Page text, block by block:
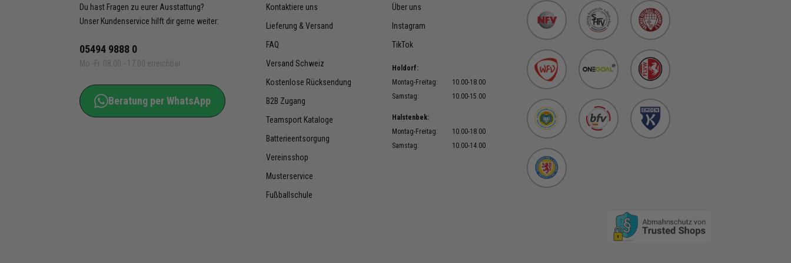
Du hast Fragen zu eurer Ausstattung?
Unser Kundenservice hilft dir gerne weiter:
05494 9888 0
Mo.-Fr. 08.00 - 17.00 erreichbar
Beratung per WhatsApp
Kontaktiere uns
Lieferung & Versand
FAQ
Versand Schweiz
Kostenlose Rücksendung
B2B Zugang
Teamsport Kataloge
Batterieentsorgung
Vereinsshop
Musterservice
Fußballschule
Über uns
Instagram
TikTok
Holdorf:
Montag-Freitag:
10.00-18.00
Samstag:
10.00-15.00
Halstenbek:
Montag-Freitag:
10.00-18.00
Samstag:
10.00-14.00